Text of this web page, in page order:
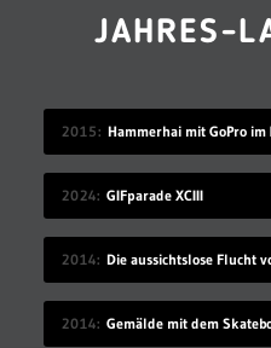
JAHRES-
2015 Hammerhai mit GoPro im
2024 GIFparade XCIII
2014 Die aussichtslose Flucht
2014 Gemälde mit dem